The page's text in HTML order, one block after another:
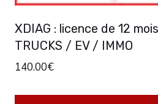
XDIAG : licence de 12
TRUCKS / EV / IMMO
140.00€